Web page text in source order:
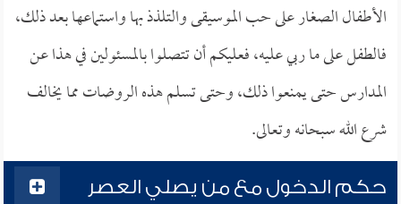
الأطفال الصغار على حب الموسيقى والتلذذ بها واستماعها بعد ذلك،
فالطفل على ما ربي عليه، فعليكم أن تتصلوا بالمسئولين في هذا عن
المدارس حتى يمنعوا ذلك، وحتى تسلم هذه الروضات مما يخالف
شرع الله سبحانه وتعالى.
حكم الدخول مع من يصلي العصر